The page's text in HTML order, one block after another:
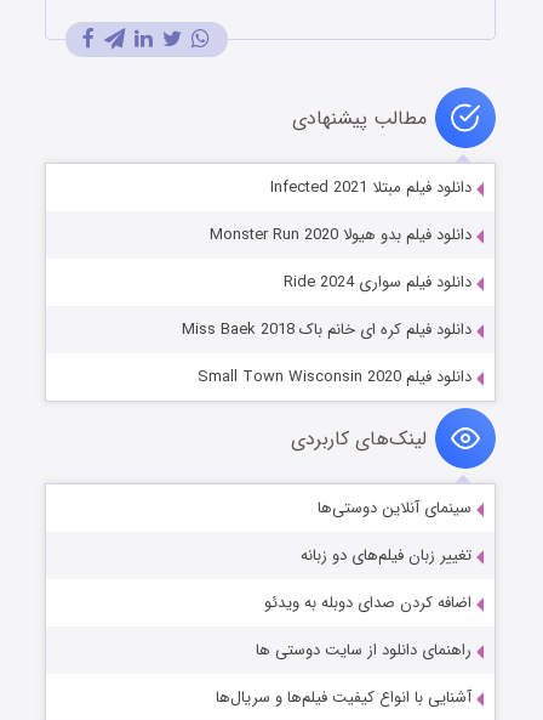
مطالب پیشنهادی
دانلود فیلم مبتلا Infected 2021
دانلود فیلم بدو هیولا Monster Run 2020
دانلود فیلم سواری Ride 2024
دانلود فیلم کره ای خانم باک Miss Baek 2018
دانلود فیلم Small Town Wisconsin 2020
لینک‌های کاربردی
سینمای آنلاین دوستی‌ها
تغییر زبان فیلم‌های دو زبانه
اضافه کردن صدای دوبله به ویدئو
راهنمای دانلود از سایت دوستی ها
آشنایی با انواع کیفیت فیلم‌ها و سریال‌ها